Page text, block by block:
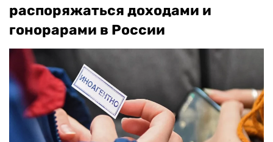
распоряжаться доходами и
гонорарами в России